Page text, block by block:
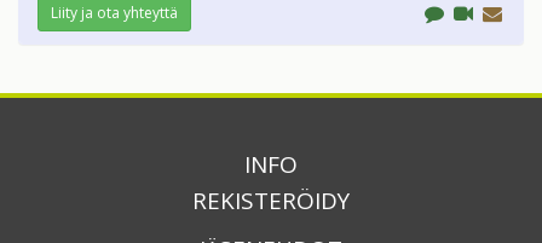
Liity ja ota yhteyttä
INFO
REKISTERÖIDY